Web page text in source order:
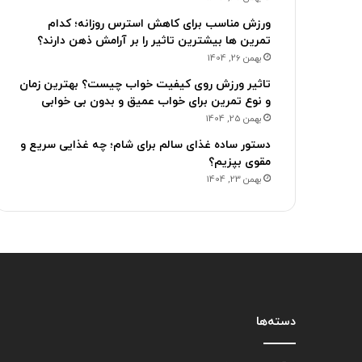
ورزش مناسب برای کاهش استرس روزانه؛ کدام
تمرین ها بیشترین تاثیر را بر آرامش ذهن دارند؟
بهمن 26, 1404
تاثیر ورزش روی کیفیت خواب چیست؟ بهترین زمان
و نوع تمرین برای خواب عمیق و بدون بی خوابی
بهمن 25, 1404
دستور ساده غذای سالم برای شام؛ چه غذایی سریع و
مقوی بپزیم؟
بهمن 23, 1404
دسته‌ها